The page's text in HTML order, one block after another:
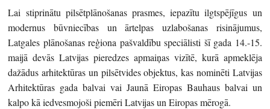
Lai stiprinātu pilsētplānošanas prasmes, iepazītu ilgtspējīgus un
modernus būvniecības un ārtelpas uzlabošanas risinājumus,
Latgales plānošanas reģiona pašvaldību speciālisti šī gada 14.-15.
maijā devās Latvijas pieredzes apmaiņas vizītē, kurā apmeklēja
dažādus arhitektūras un pilsētvides objektus, kas nominēti Latvijas
Arhitektūras gada balvai vai Jaunā Eiropas Bauhaus balvai un
kalpo kā iedvesmojoši piemēri Latvijas un Eiropas mērogā.